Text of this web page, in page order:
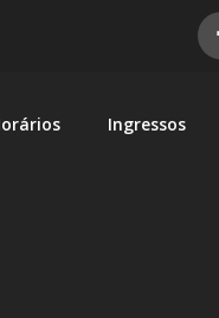
automobilismo
Ingressos